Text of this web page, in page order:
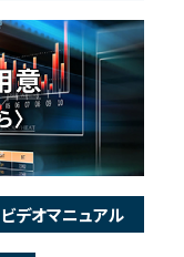
デオマニュアル